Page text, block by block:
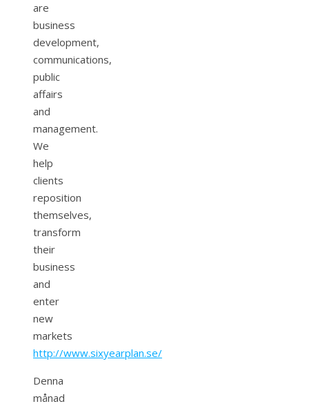
are
business
development,
communications,
public
affairs
and
management.
We
help
clients
reposition
themselves,
transform
their
business
and
enter
new
markets
http://www.sixyearplan.se/
Denna
månad